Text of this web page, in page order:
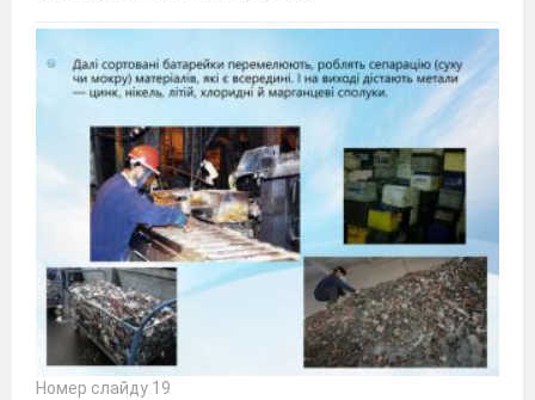
Номер слайду 19